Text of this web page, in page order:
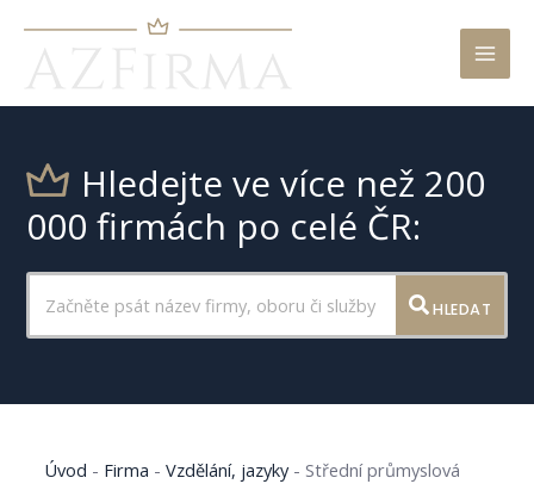
Hledejte ve více než 200
000 firmách po celé ČR:
HLEDAT
Úvod - Firma -Vzdělání, jazyky- Střední průmyslová